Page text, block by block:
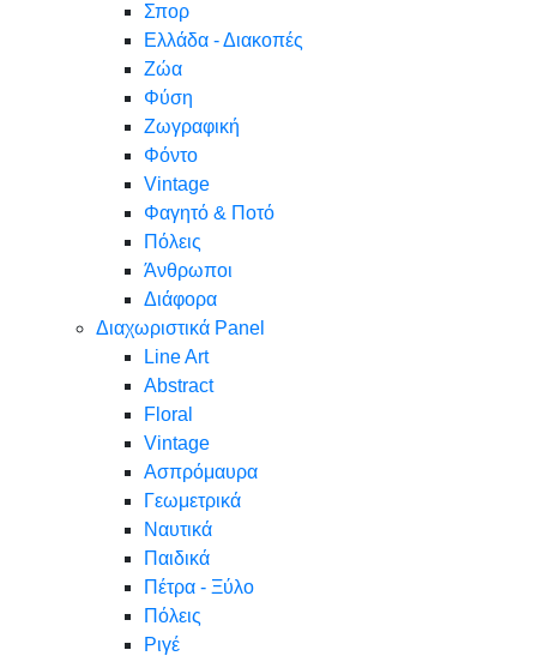
Σπορ
Ελλάδα - Διακοπές
Ζώα
Φύση
Ζωγραφική
Φόντο
Vintage
Φαγητό & Ποτό
Πόλεις
Άνθρωποι
Διάφορα
Διαχωριστικά Panel
Line Art
Abstract
Floral
Vintage
Ασπρόμαυρα
Γεωμετρικά
Ναυτικά
Παιδικά
Πέτρα - Ξύλο
Πόλεις
Ριγέ